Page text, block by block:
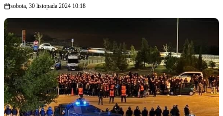
sobota, 30 listopada 2024 10:18